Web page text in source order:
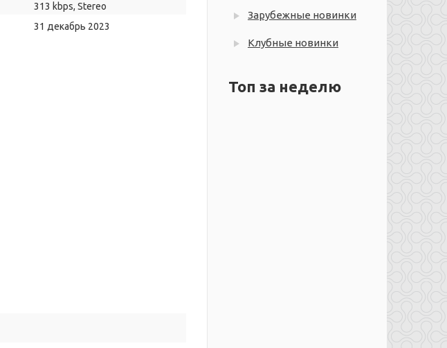
313 kbps, Stereo
31 декабрь 2023
Зарубежные новинки
Клубные новинки
Топ за неделю